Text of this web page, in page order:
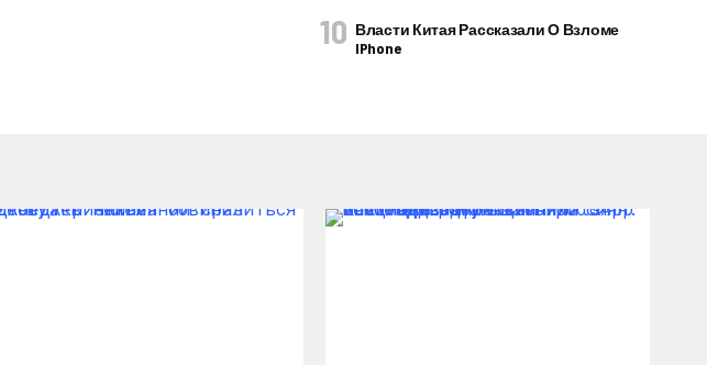
Власти Китая Рассказали О Взломе
IPhone